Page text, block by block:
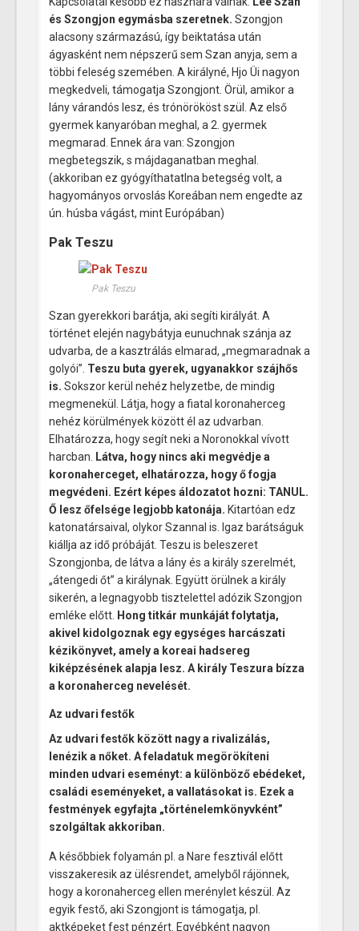
és Szongjon egymásba szeretnek. Szongjon
alacsony származású, így beiktatása után
ágyasként nem népszerű sem Szan anyja, sem a
többi feleség szemében. A királyné, Hjo Üi nagyon
megkedveli, támogatja Szongjont. Örül, amikor a
lány várandós lesz, és trónörököst szül. Az első
gyermek kanyaróban meghal, a 2. gyermek
megmarad. Ennek ára van: Szongjon
megbetegszik, s májdaganatban meghal.
(akkoriban ez gyógyíthatatlna betegség volt, a
hagyományos orvoslás Koreában nem engedte az
ún. húsba vágást, mint Európában)
Pak Teszu
Pak Teszu
Szan gyerekkori barátja, aki segíti királyát. A
történet elején nagybátyja eunuchnak szánja az
udvarba, de a kasztrálás elmarad, „megmaradnak a
golyói”. Teszu buta gyerek, ugyanakkor szájhős
is. Sokszor kerül nehéz helyzetbe, de mindig
megmenekül. Látja, hogy a fiatal koronaherceg
nehéz körülmények között él az udvarban.
Elhatározza, hogy segít neki a Noronokkal vívott
harcban. Látva, hogy nincs aki megvédje a
koronaherceget, elhatározza, hogy ő fogja
megvédeni. Ezért képes áldozatot hozni: TANUL.
Ő lesz őfelsége legjobb katonája. Kitartóan edz
katonatársaival, olykor Szannal is. Igaz barátságuk
kiállja az idő próbáját. Teszu is beleszeret
Szongjonba, de látva a lány és a király szerelmét,
„átengedi őt” a királynak. Együtt örülnek a király
sikerén, a legnagyobb tisztelettel adózik Szongjon
emléke előtt. Hong titkár munkáját folytatja,
akivel kidolgoznak egy egységes harcászati
kézikönyvet, amely a koreai hadsereg
kiképzésének alapja lesz. A király Teszura bízza
a koronaherceg nevelését.
Az udvari festők
Az udvari festők között nagy a rivalizálás,
lenézik a nőket. A feladatuk megörökíteni
minden udvari eseményt: a különböző ebédeket,
családi eseményeket, a vallatásokat is. Ezek a
festmények egyfajta „történelemkönyvként”
szolgáltak akkoriban.
A későbbiek folyamán pl. a Nare fesztivál előtt
visszakeresik az ülésrendet, amelyből rájönnek,
hogy a koronaherceg ellen merénylet készül. Az
egyik festő, aki Szongjont is támogatja, pl.
aktképeket fest pénzért. Egyébként nagyon